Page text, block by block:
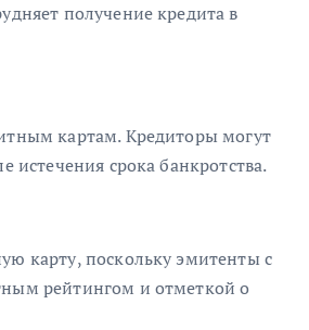
получение кредита в
картам. Кредиторы могут
срока банкротства.
карту, поскольку эмитенты с
рейтингом и отметкой о